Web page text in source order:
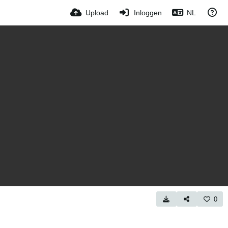
Upload Inloggen NL
0